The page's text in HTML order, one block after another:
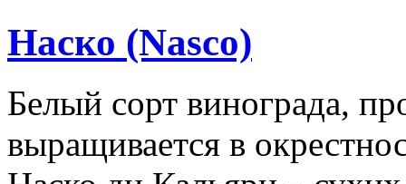
Наско (Nasco)
Белый сорт винограда,
выращивается в